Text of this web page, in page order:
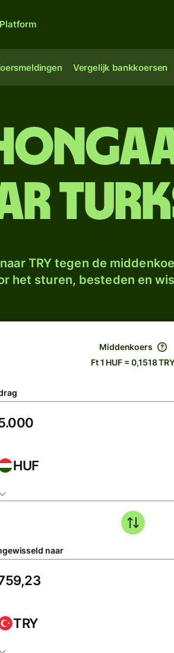
Platform
Vergelijk bankkoersen
TRY tegen de
het sturen, besteden en
Middenkoers
Ft 1 HUF = 0,1518
HUF
naar
TRY